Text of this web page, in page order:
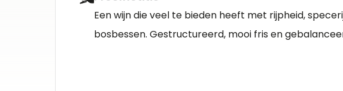
Een wijn die veel te bieden heeft met rijpheid,
bosbessen. Gestructureerd, mooi fris en